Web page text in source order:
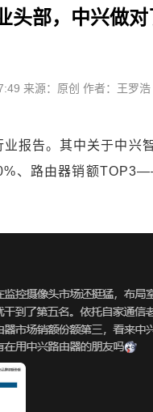
部，中兴做对
来源：原创 作者：王罗浩
业报告。其中关于中
、路由器销额